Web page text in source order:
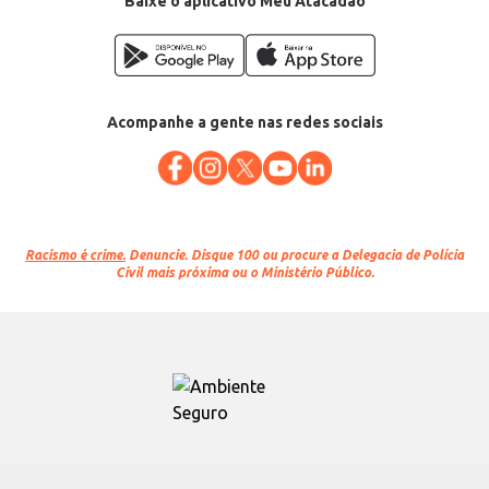
Acompanhe a gente nas redes sociais
Racismo é crime. Denuncie. Disque 100 ou procure a Delegacia de Polícia
Civil mais próxima ou o Ministério Público.